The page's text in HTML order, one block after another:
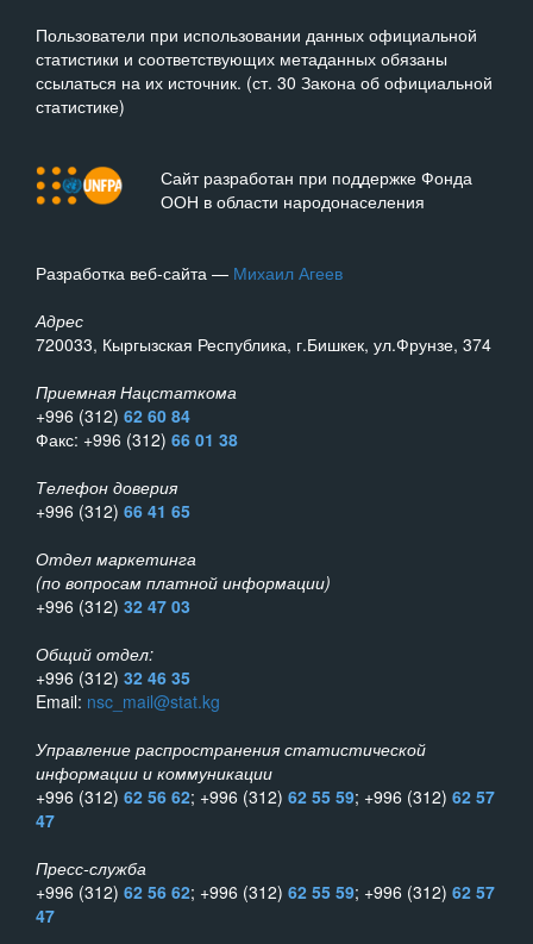
Пользователи при использовании данных официальной
статистики и соответствующих метаданных обязаны
ссылаться на их источник. (ст. 30 Закона об официальной
статистике)
Сайт разработан при поддержке Фонда
ООН в области народонаселения
Разработка веб-сайта — Михаил Агеев
Адрес
720033, Кыргызская Республика, г.Бишкек, ул.Фрунзе, 374
Приемная Нацстаткома
+996 (312) 62 60 84
Факс: +996 (312) 66 01 38
Телефон доверия
+996 (312) 66 41 65
Отдел маркетинга
(по вопросам платной информации)
+996 (312) 32 47 03
Общий отдел:
+996 (312) 32 46 35
Email: nsc_mail@stat.kg
Управление распространения статистической
информации и коммуникации
+996 (312) 62 56 62; +996 (312) 62 55 59; +996 (312) 62 57
47
Пресс-служба
+996 (312) 62 56 62; +996 (312) 62 55 59; +996 (312) 62 57
47